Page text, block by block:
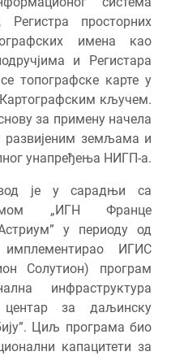
Регистра просторних
имена као
и Регистара
топографске карте у
кључем.
за примену начела
развијеним земљама и
унапређења НИГП-а.
је у сарадњи са
„ИГН Франце
у периоду од
ИГИС
Солутион) програм
инфраструктура
за даљинску
Циљ програма био
капацитети за